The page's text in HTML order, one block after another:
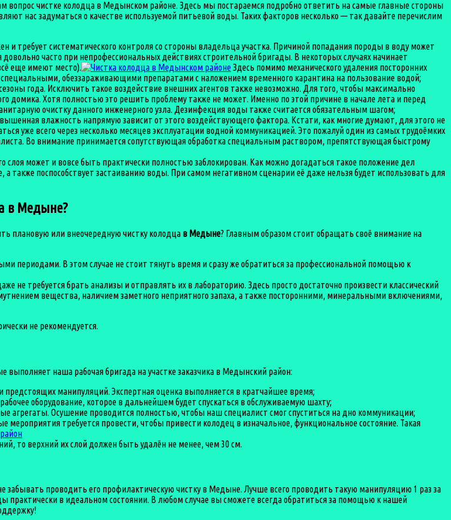
вопрос чистке колодца в Медынском районе. Здесь мы постараемся подробно ответить на самые главные стороны
нас задуматься о качестве используемой питьевой воды. Таких факторов несколько — так давайте перечислим
требует систематического контроля со стороны владельца участка. Причиной попадания породы в воду может
часто при непрофессиональных действиях строительной бригады. В некоторых случаях начинает
еще имеют место).
Здесь помимо механического удаления посторонних
обеззараживающими препаратами с наложением временного карантина на пользование водой;
года. Исключить такое воздействие внешних агентов также невозможно. Для того, чтобы максимально
домика. Хотя полностью это решить проблему также не может. Именно по этой причине в начале лета и перед
очистку данного инженерного узла. Дезинфекция воды также считается обязательным шагом;
влажность напрямую зависит от этого воздействующего фактора. Кстати, как многие думают, для этого не
уже всего через несколько месяцев эксплуатации водной коммуникацией. Это пожалуй один из самых трудоёмких
Во внимание принимается сопутствующая обработка специальным раствором, препятствующая быстрому
слоя может и вовсе быть практически полностью заблокирован. Как можно догадаться такое положение дел
также поспособствует застаиванию воды. При самом негативном сценарии её даже нельзя будет использовать для
в Медыне?
плановую или внеочередную чистку колодца в Медыне? Главным образом стоит обращать своё внимание на
В этом случае не стоит тянуть время и сразу же обратиться за профессиональной помощью к
не требуется брать анализы и отправлять их в лабораторию. Здесь просто достаточно произвести классический
вещества, наличием заметного неприятного запаха, а также посторонними, минеральными включениями,
не рекомендуется.
наша рабочая бригада на участке заказчика в Медынский район:
манипуляций. Экспертная оценка выполняется в кратчайшее время;
оборудование, которое в дальнейшем будет спускаться в обслуживаемую шахту;
агрегаты. Осушение проводится полностью, чтобы наш специалист смог спуститься на дно коммуникации;
мероприятия требуется провести, чтобы привести колодец в изначальное, функциональное состояние. Такая
то верхний их слой должен быть удалён не менее, чем 30 см.
проводить его профилактическую чистку в Медыне. Лучше всего проводить такую манипуляцию 1 раз за
практически в идеальном состоянии. В любом случае вы сможете всегда обратиться за помощью к нашей